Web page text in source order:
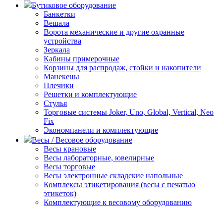
Бутиковое оборудование
Банкетки
Вешала
Ворота механические и другие охранные
устройства
Зеркала
Кабины примерочные
Корзины для распродаж, стойки и накопители
Манекены
Плечики
Решетки и комплектующие
Стулья
Торговые системы Joker, Uno, Global, Vertical, Neo
Fix
Экономпанели и комплектующие
Весы / Весовое оборудование
Весы крановые
Весы лабораторные, ювелирные
Весы торговые
Весы электронные складские напольные
Комплексы этикетирования (весы с печатью
этикеток)
Комплектующие к весовому оборудованию